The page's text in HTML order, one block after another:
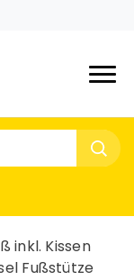
inkl. Kissen
Fußstütze